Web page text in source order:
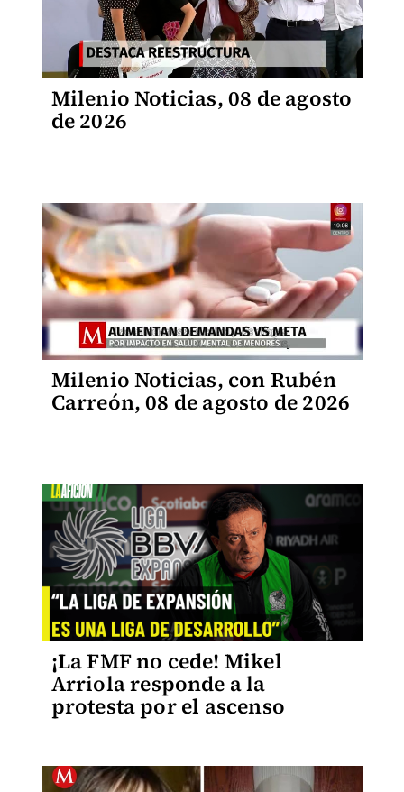
Milenio Noticias, 08 de agosto
de 2026
Milenio Noticias, con Rubén
Carreón, 08 de agosto de 2026
¡La FMF no cede! Mikel
Arriola responde a la
protesta por el ascenso